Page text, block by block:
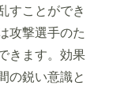
すことができ
攻撃選手のた
きます。効果
の鋭い意識と